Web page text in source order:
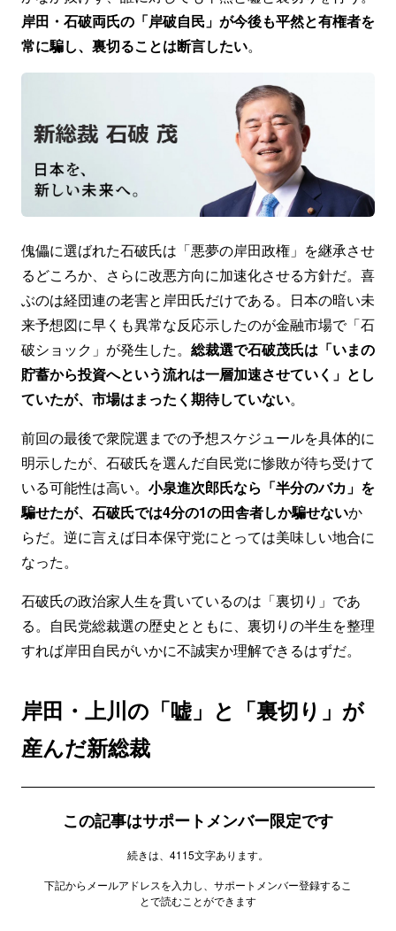
岸田・石破両氏の「岸破自民」が今後も平然と有権者を
常に騙し、裏切ることは断言したい。
傀儡に選ばれた石破氏は「悪夢の岸田政権」を継承させ
るどころか、さらに改悪方向に加速化させる方針だ。喜
ぶのは経団連の老害と岸田氏だけである。日本の暗い未
来予想図に早くも異常な反応示したのが金融市場で「石
破ショック」が発生した。 総裁選で石破茂氏は「いまの
貯蓄から投資へという流れは一層加速させていく」とし
ていたが、市場はまったく期待していない。
前回の最後で衆院選までの予想スケジュールを具体的に
明示したが、石破氏を選んだ自民党に惨敗が待ち受けて
いる可能性は高い。 小泉進次郎氏なら「半分のバカ」を
騙せたが、石破氏では4分の1の田舎者しか騙せないか
らだ。逆に言えば日本保守党にとっては美味しい地合に
なった。
石破氏の政治家人生を貫いているのは「裏切り」であ
る。自民党総裁選の歴史とともに、裏切りの半生を整理
すれば岸田自民がいかに不誠実か理解できるはずだ。
岸田・上川の「嘘」と「裏切り」が
産んだ新総裁
この記事はサポートメンバー限定です
続きは、4115文字あります。
下記からメールアドレスを入力し、サポートメンバー登録するこ
とで読むことができます